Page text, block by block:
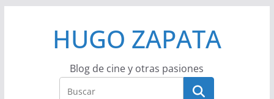
HUGO ZAPATA
Blog de cine y otras pasiones